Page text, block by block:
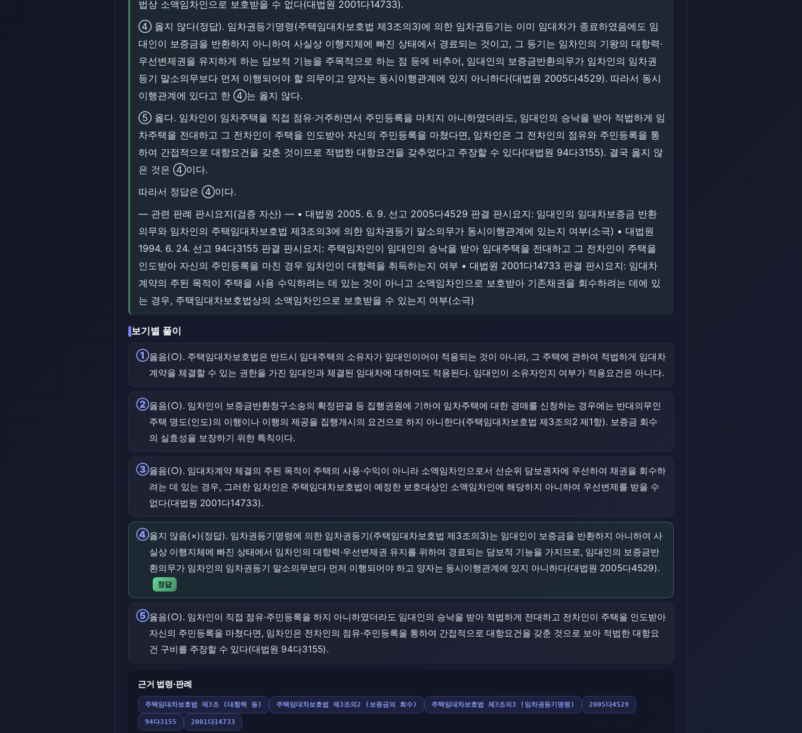
법상 소액임차인으로 보호받을 수 없다(대법원 2001다14733).
④ 옳지 않다(정답). 임차권등기명령(주택임대차보호법 제3조의3)에 의한 임차권등기는 이미 임대차가 종료하였음에도 임
대인이 보증금을 반환하지 아니하여 사실상 이행지체에 빠진 상태에서 경료되는 것이고, 그 등기는 임차인의 기왕의 대항력·
우선변제권을 유지하게 하는 담보적 기능을 주목적으로 하는 점 등에 비추어, 임대인의 보증금반환의무가 임차인의 임차권
등기 말소의무보다 먼저 이행되어야 할 의무이고 양자는 동시이행관계에 있지 아니하다(대법원 2005다4529). 따라서 동시
이행관계에 있다고 한 ④는 옳지 않다.
⑤ 옳다. 임차인이 임차주택을 직접 점유·거주하면서 주민등록을 마치지 아니하였더라도, 임대인의 승낙을 받아 적법하게 임
차주택을 전대하고 그 전차인이 주택을 인도받아 자신의 주민등록을 마쳤다면, 임차인은 그 전차인의 점유와 주민등록을 통
하여 간접적으로 대항요건을 갖춘 것이므로 적법한 대항요건을 갖추었다고 주장할 수 있다(대법원 94다3155). 결국 옳지 않
은 것은 ④이다.
따라서 정답은 ④이다.
― 관련 판례 판시요지(검증 자산) ― • 대법원 2005. 6. 9. 선고 2005다4529 판결 판시요지: 임대인의 임대차보증금 반환
의무와 임차인의 주택임대차보호법 제3조의3에 의한 임차권등기 말소의무가 동시이행관계에 있는지 여부(소극) • 대법원
1994. 6. 24. 선고 94다3155 판결 판시요지: 주택임차인이 임대인의 승낙을 받아 임대주택을 전대하고 그 전차인이 주택을
인도받아 자신의 주민등록을 마친 경우 임차인이 대항력을 취득하는지 여부 • 대법원 2001다14733 판결 판시요지: 임대차
계약의 주된 목적이 주택을 사용 수익하려는 데 있는 것이 아니고 소액임차인으로 보호받아 기존채권을 회수하려는 데에 있
는 경우, 주택임대차보호법상의 소액임차인으로 보호받을 수 있는지 여부(소극)
보기별 풀이
①옳음(○). 주택임대차보호법은 반드시 임대주택의 소유자가 임대인이어야 적용되는 것이 아니라, 그 주택에 관하여 적법하게 임대차
계약을 체결할 수 있는 권한을 가진 임대인과 체결된 임대차에 대하여도 적용된다. 임대인이 소유자인지 여부가 적용요건은 아니다.
②옳음(○). 임차인이 보증금반환청구소송의 확정판결 등 집행권원에 기하여 임차주택에 대한 경매를 신청하는 경우에는 반대의무인
주택 명도(인도)의 이행이나 이행의 제공을 집행개시의 요건으로 하지 아니한다(주택임대차보호법 제3조의2 제1항). 보증금 회수
의 실효성을 보장하기 위한 특칙이다.
③옳음(○). 임대차계약 체결의 주된 목적이 주택의 사용·수익이 아니라 소액임차인으로서 선순위 담보권자에 우선하여 채권을 회수하
려는 데 있는 경우, 그러한 임차인은 주택임대차보호법이 예정한 보호대상인 소액임차인에 해당하지 아니하여 우선변제를 받을 수
없다(대법원 2001다14733).
④옳지 않음(×)(정답). 임차권등기명령에 의한 임차권등기(주택임대차보호법 제3조의3)는 임대인이 보증금을 반환하지 아니하여 사
실상 이행지체에 빠진 상태에서 임차인의 대항력·우선변제권 유지를 위하여 경료되는 담보적 기능을 가지므로, 임대인의 보증금반
환의무가 임차인의 임차권등기 말소의무보다 먼저 이행되어야 하고 양자는 동시이행관계에 있지 아니하다(대법원 2005다4529).
정답
⑤옳음(○). 임차인이 직접 점유·주민등록을 하지 아니하였더라도 임대인의 승낙을 받아 적법하게 전대하고 전차인이 주택을 인도받아
자신의 주민등록을 마쳤다면, 임차인은 전차인의 점유·주민등록을 통하여 간접적으로 대항요건을 갖춘 것으로 보아 적법한 대항요
건 구비를 주장할 수 있다(대법원 94다3155).
근거 법령·판례
주택임대차보호법 제3조 (대항력 등) 주택임대차보호법 제3조의2 (보증금의 회수) 주택임대차보호법 제3조의3 (임차권등기명령) 2005다4529
94다3155 2001다14733